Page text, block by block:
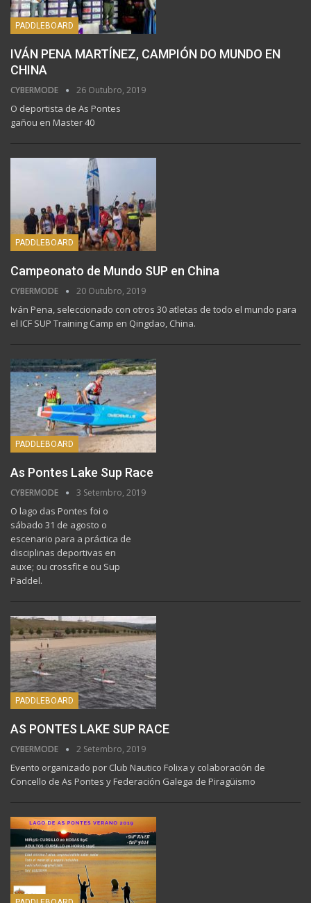
PADDLEBOARD
IVÁN PENA MARTÍNEZ, CAMPIÓN DO MUNDO EN
CHINA
CYBERMODE 26 Outubro, 2019
O deportista de As Pontes
gañou en Master 40
PADDLEBOARD
Campeonato de Mundo SUP en China
CYBERMODE 20 Outubro, 2019
Iván Pena, seleccionado con otros 30 atletas de todo el mundo para
el ICF SUP Training Camp en Qingdao, China.
PADDLEBOARD
As Pontes Lake Sup Race
CYBERMODE 3 Setembro, 2019
O lago das Pontes foi o
sábado 31 de agosto o
escenario para a práctica de
disciplinas deportivas en
auxe; ou crossfit e ou Sup
Paddel.
PADDLEBOARD
AS PONTES LAKE SUP RACE
CYBERMODE 2 Setembro, 2019
Evento organizado por Club Nautico Folixa y colaboración de
Concello de As Pontes y Federación Galega de Piragüismo